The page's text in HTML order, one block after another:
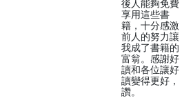
後人能夠免費
享用這些書
籍，十分感激
前人的努力讓
我成了書籍的
富翁。感謝好
讀和各位讓好
讀變得更好，
讚。